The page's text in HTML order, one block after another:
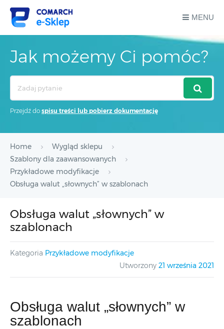
MENU
Jak możemy Ci pomóc?
Przejdź do spisu treści lub pobierz dokumentację
Home
Wygląd sklepu
Szablony dla zaawansowanych
Przykładowe modyfikacje
Obsługa walut „słownych” w szablonach
Obsługa walut „słownych” w
szablonach
Kategoria Przykładowe modyfikacje
Utworzony 21 września 2021
Obsługa walut „słownych” w
szablonach